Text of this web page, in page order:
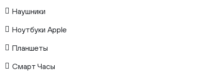
Наушники
Ноутбуки Apple
Планшеты
Смарт Часы